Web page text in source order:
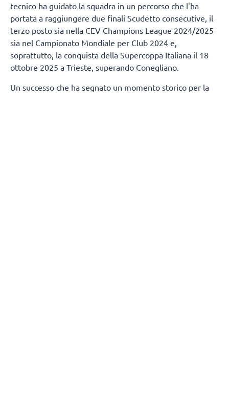
tecnico ha guidato la squadra in un percorso che l'ha
portata a raggiungere due finali Scudetto consecutive, il
terzo posto sia nella CEV Champions League 2024/2025
sia nel Campionato Mondiale per Club 2024 e,
soprattutto, la conquista della Supercoppa Italiana il 18
ottobre 2025 a Trieste, superando Conegliano.
Un successo che ha segnato un momento storico per la